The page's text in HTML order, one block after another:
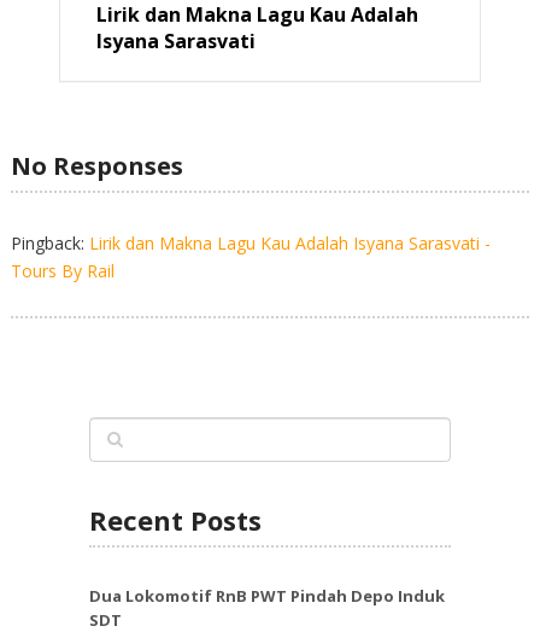
Lirik dan Makna Lagu Kau Adalah
Isyana Sarasvati
No Responses
Pingback: Lirik dan Makna Lagu Kau Adalah Isyana Sarasvati -
Tours By Rail
Recent Posts
Dua Lokomotif RnB PWT Pindah Depo Induk
SDT